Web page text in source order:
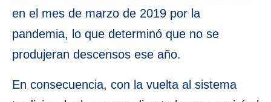
en el mes de marzo de 2019 por la
pandemia, lo que determinó que no se
produjeran descensos ese año.
En consecuencia, con la vuelta al sistema